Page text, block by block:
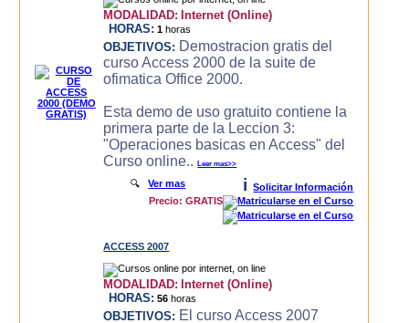
MODALIDAD: Internet (Online)
HORAS: 1 horas
OBJETIVOS: Demostracion gratis del
curso Access 2000 de la suite de
ofimatica Office 2000.
Esta demo de uso gratuito contiene la
primera parte de la Leccion 3:
"Operaciones basicas en Access" del
Curso online..Leer mas>>
🔍Ver mas i
Solicitar Información
Precio: GRATIS
ACCESS 2007
MODALIDAD: Internet (Online)
HORAS: 56 horas
OBJETIVOS: El curso Access 2007